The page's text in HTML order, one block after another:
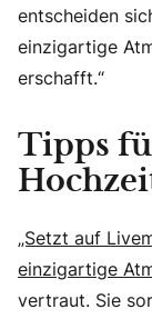
entscheiden
einzigartige
erschafft.“
Tipps
„Setzt auf
einzigartige
vertraut. Sie